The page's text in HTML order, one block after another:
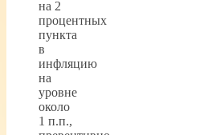
на 2
процентных
пункта
в
инфляцию
на
уровне
около
1 п.п.,